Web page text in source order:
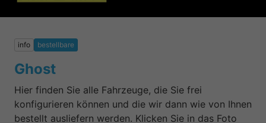
info bestellbare
Ghost
Hier finden Sie alle Fahrzeuge, die Sie frei
konfigurieren können und die wir dann wie von Ihnen
bestellt ausliefern werden. Klicken Sie in das Foto